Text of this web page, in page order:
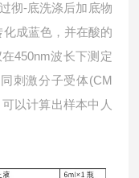
彻-底洗涤后加底物
成蓝色，并在酸的
450nm波长下测定
同刺激分子受体(CM
以计算出样本中 人